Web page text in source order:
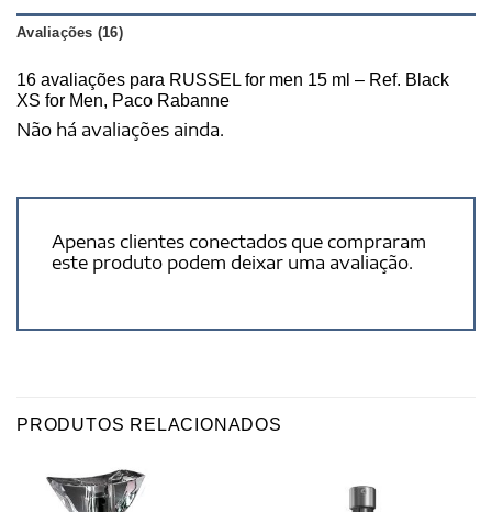
Avaliações (16)
16 avaliações para RUSSEL for men 15 ml – Ref. Black
XS for Men, Paco Rabanne
Não há avaliações ainda.
Apenas clientes conectados que compraram
este produto podem deixar uma avaliação.
PRODUTOS RELACIONADOS